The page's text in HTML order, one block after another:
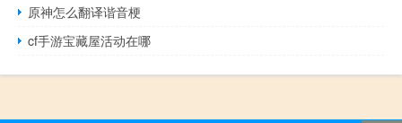
原神怎么翻译谐音梗
cf手游宝藏屋活动在哪